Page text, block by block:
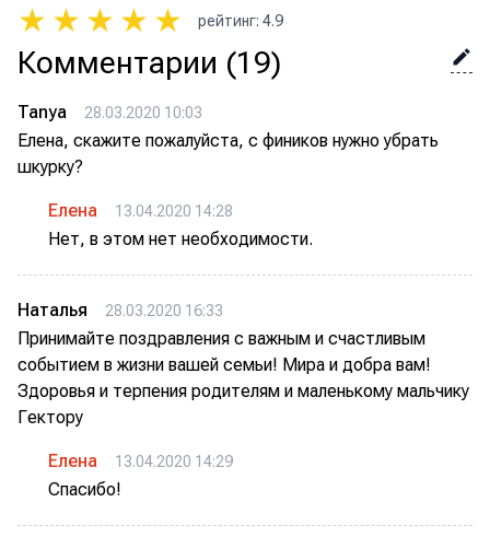
★ ★ ★ ★ ★ рейтинг: 4.9
Комментарии (19)
Tanya 28.03.2020 10:03
Елена, скажите пожалуйста, с фиников нужно убрать
шкурку?
Елена 13.04.2020 14:28
Нет, в этом нет необходимости.
Наталья 28.03.2020 16:33
Принимайте поздравления с важным и счастливым
событием в жизни вашей семьи! Мира и добра вам!
Здоровья и терпения родителям и маленькому мальчику
Гектору
Елена 13.04.2020 14:29
Спасибо!